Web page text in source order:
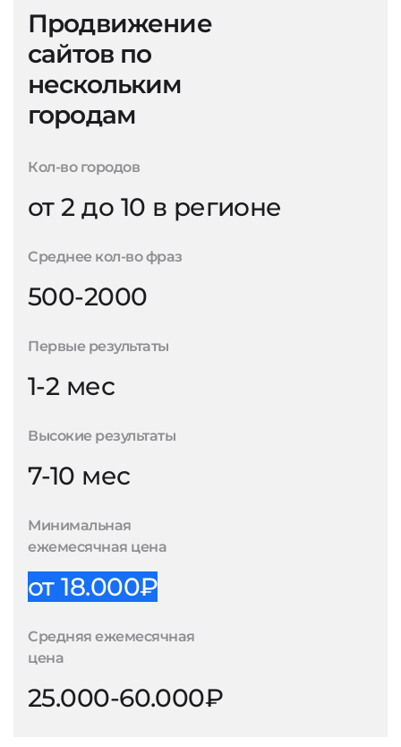
Продвижение
сайтов по
нескольким
городам
Кол-во городов
от 2 до 10 в регионе
Среднее кол-во фраз
500-2000
Первые результаты
1-2 мес
Высокие результаты
7-10 мес
Минимальная
ежемесячная цена
от 18.000₽
Средняя ежемесячная
цена
25.000-60.000₽